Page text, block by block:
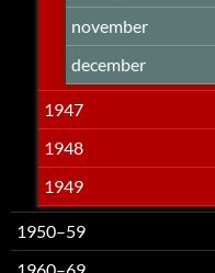
november
december
1947
1948
1949
1950–59